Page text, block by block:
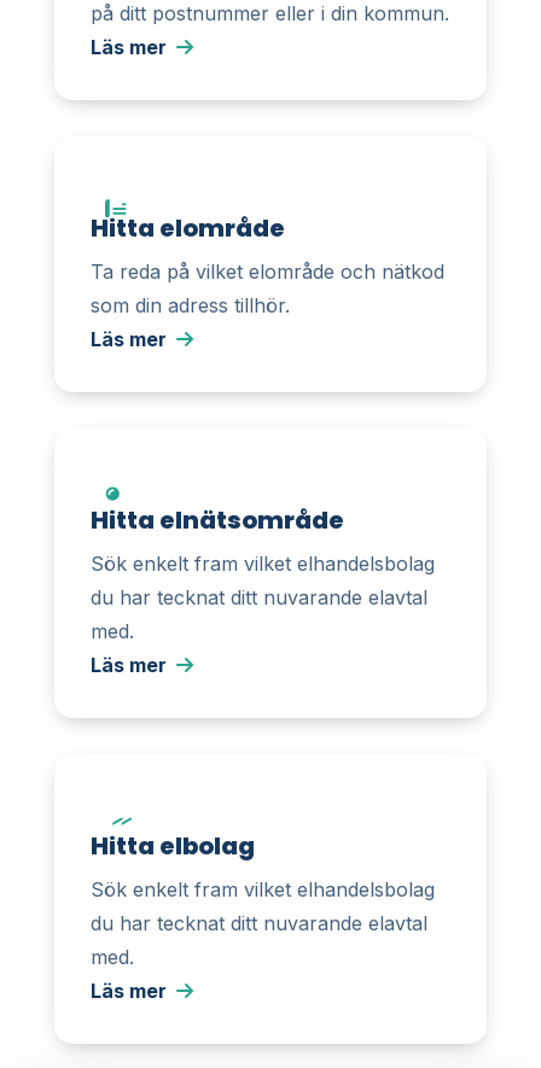
på ditt postnummer eller i din kommun.
Läs mer
Hitta elområde
Ta reda på vilket elområde och nätkod
som din adress tillhör.
Läs mer
Hitta elnätsområde
Sök enkelt fram vilket elhandelsbolag
du har tecknat ditt nuvarande elavtal
med.
Läs mer
Hitta elbolag
Sök enkelt fram vilket elhandelsbolag
du har tecknat ditt nuvarande elavtal
med.
Läs mer